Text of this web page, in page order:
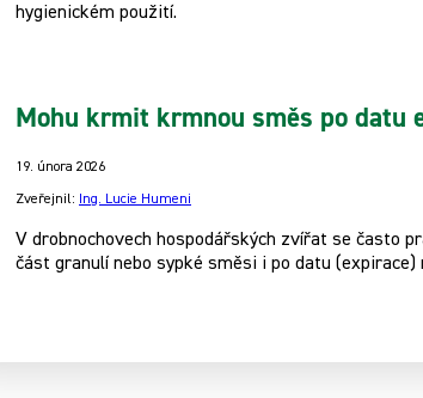
hygienickém použití.
Mohu krmit krmnou směs po datu
19. února 2026
Zveřejnil: Ing. Lucie Humeni
V drobnochovech hospodářských zvířat se často
část granulí nebo sypké směsi i po datu